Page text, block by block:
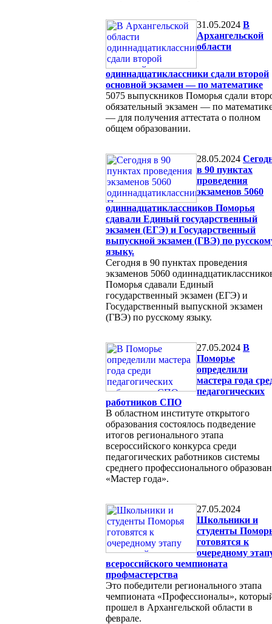
31.05.2024 В
Архангельской
области
одиннадцатиклассники сдали второй
основной экзамен — по математике
5075 выпускников Поморья сдали
обязательный экзамен — по
— для получения аттестата о полном
общем образовании.
28.05.2024
в 90 пунктах
проведения
экзаменов 5060
одиннадцатиклассников Поморья
сдавали Единый государственный
экзамен (ЕГЭ) и Государственный
выпускной экзамен (ГВЭ) по
языку.
Сегодня в 90 пунктах проведения
экзаменов 5060
Поморья сдавали Единый
государственный экзамен (ЕГЭ) и
Государственный выпускной экзамен
(ГВЭ) по русскому языку.
27.05.2024 В
Поморье
определили
мастера года
педагогических
работников СПО
В областном институте открытого
образования состоялось подведение
итогов регионального этапа
всероссийского конкурса среди
педагогических работников системы
среднего профессионального
«Мастер года».
27.05.2024
Школьники и
студенты
готовятся к
очередному
всероссийского чемпионата
профмастерства
Это победители регионального этапа
чемпионата «Профессионалы»,
прошел в Архангельской области в
феврале.